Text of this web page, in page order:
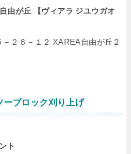
が丘 【ヴィアラ ジユウガオ
２６－１２ XAREA自由が丘２
ーブロック刈り上げ
ト